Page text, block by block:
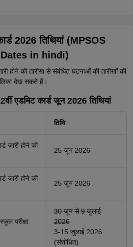
2026 तिथियां (MPSOS
in hindi)
होने की तारीख से संबंधित घटनाओं की तारीखों की
देख सकते हैं।
एडमिट कार्ड जून 2026 तिथियां
तिथि
जारी होने की
25 जून 2026
जारी होने की
25 जून 2026
परीक्षा
30 जून से 9 जुलाई
2026
3-15 जुलाई 2026
(संशोधित)